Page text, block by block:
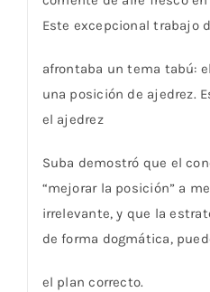
Este excepcional trabajo
afrontaba un tema tabú:
una posición de ajedrez.
el ajedrez
Suba demostró que el
“mejorar la posición” a
irrelevante, y que la
de forma dogmática,
el plan correcto.